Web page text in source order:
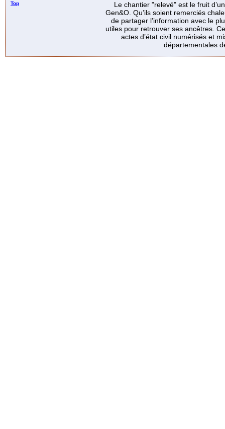
Top
Le chantier "relevé" est le fruit
Gen&O. Qu’ils soient remerciés
de partager l’information avec le
utiles pour retrouver ses ancêtres.
actes d’état civil numérisés et
départementales